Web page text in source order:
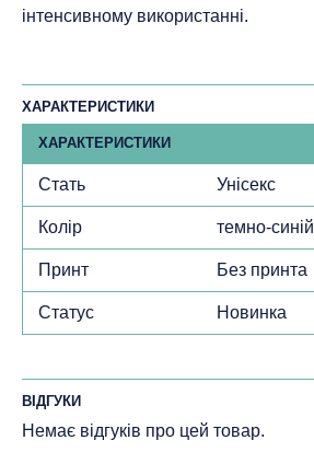
інтенсивному використанні.
ХАРАКТЕРИСТИКИ
ХАРАКТЕРИСТИКИ
Стать Унісекс
Колір темно-синій
Принт Без принта
Статус Новинка
ВІДГУКИ
Немає відгуків про цей товар.